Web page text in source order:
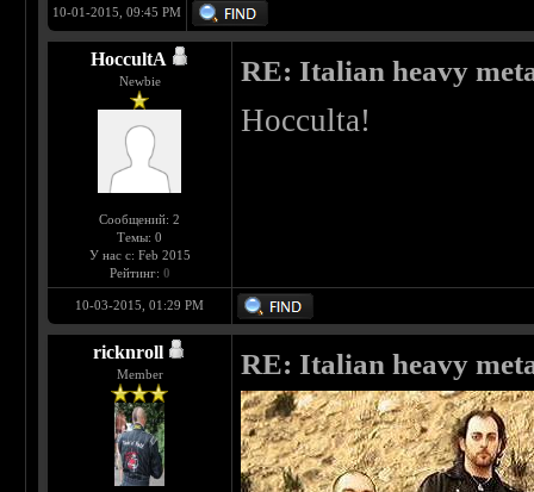
10-01-2015, 09:45 PM
HoccultA
Newbie
Сообщений: 2
Темы: 0
У нас с: Feb 2015
Рейтинг: 0
RE: Italian heavy
Hocculta!
10-03-2015, 01:29 PM
ricknroll
Member RE: Italian heavy